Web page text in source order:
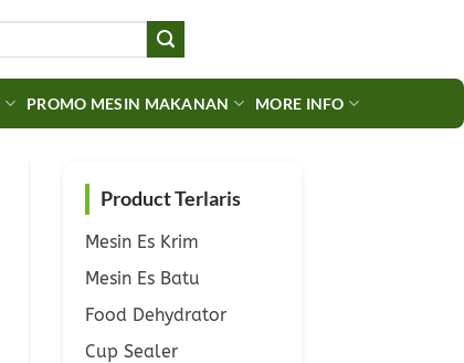
PROMO MESIN MAKANAN MORE INFO
Product Terlaris
Mesin Es Krim
Mesin Es Batu
Food Dehydrator
Cup Sealer